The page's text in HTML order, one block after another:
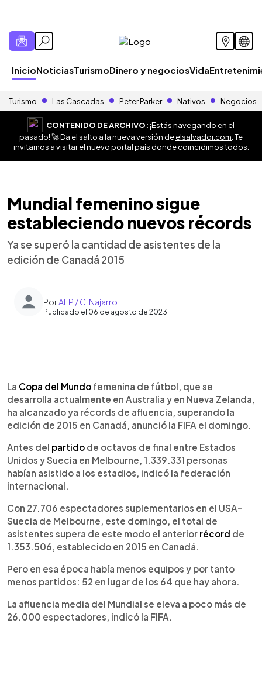
InicioNoticiasTurismoDinero y negociosVida
Turismo Las Cascadas Peter Parker Nativos Negocios
CONTENIDO DE ARCHIVO:¡Estás navegando en el
pasado! 🚀 Da el salto a la nueva versión deelsalvador.com . Te
invitamos a visitar el nuevo portal país donde coincidimos todos.
Mundial femenino sigue
estableciendo nuevos récords
Ya se superó la cantidad de asistentes de la
edición de Canadá 2015
PorAFP / C. Najarro
Publicado el 06 de agosto de 2023
Escuchar artículo
La Copa del Mundo femenina de fútbol, que se
desarrolla actualmente en Australia y en Nueva Zelanda,
ha alcanzado ya récords de afluencia, superando la
edición de 2015 en Canadá, anunció la FIFA el domingo.
Antes del partido de octavos de final entre Estados
Unidos y Suecia en Melbourne, 1.339.331 personas
habían asistido a los estadios, indicó la federación
internacional.
Con 27.706 espectadores suplementarios en el USA-
Suecia de Melbourne, este domingo, el total de
asistentes supera de este modo el anterior récord de
1.353.506, establecido en 2015 en Canadá.
Pero en esa época había menos equipos y por tanto
menos partidos: 52 en lugar de los 64 que hay ahora.
La afluencia media del Mundial se eleva a poco más de
26.000 espectadores, indicó la FIFA.